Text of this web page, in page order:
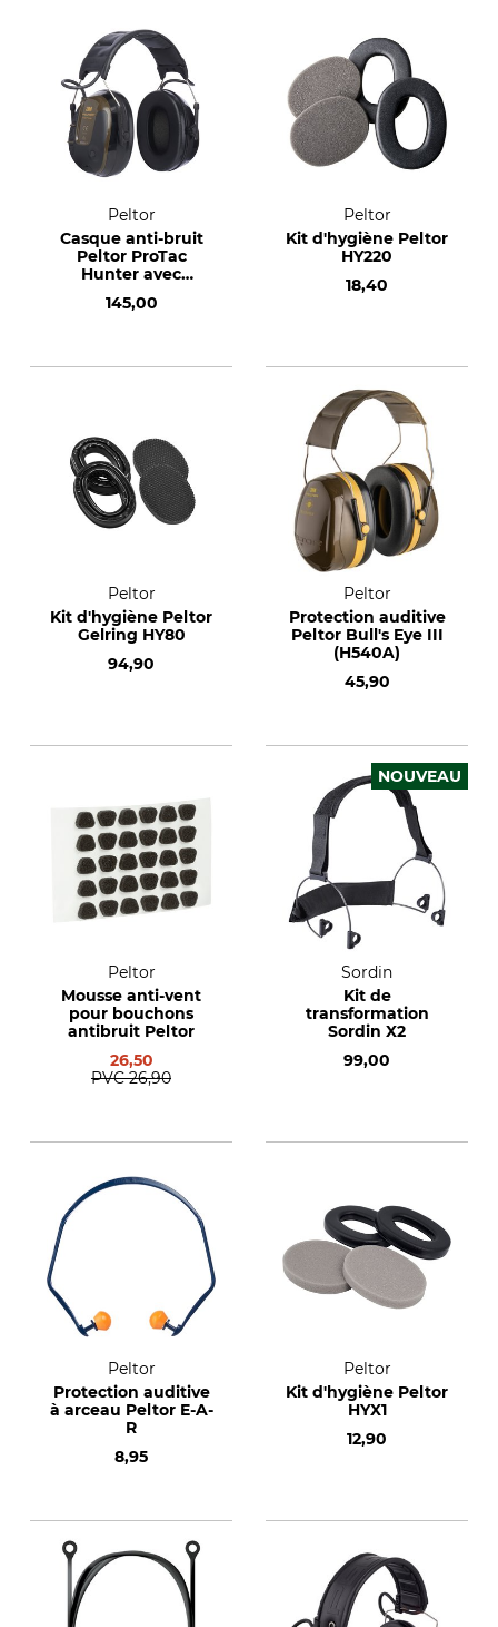
Peltor
Casque anti-bruit
Peltor ProTac
Hunter avec
145,00
Peltor
Kit d'hygiène Peltor
HY220
18,40
Peltor
Kit d'hygiène Peltor
Gelring HY80
94,90
Peltor
Protection auditive
Peltor Bull's Eye III
(H540A)
45,90
Peltor
Mousse anti-vent
pour bouchons
antibruit Peltor
26,50
PVC 26,90
NOUVEAU
Sordin
Kit de
transformation
Sordin X2
99,00
Peltor
Protection auditive
à arceau Peltor E-A-
R
8,95
Peltor
Kit d'hygiène Peltor
HYX1
12,90